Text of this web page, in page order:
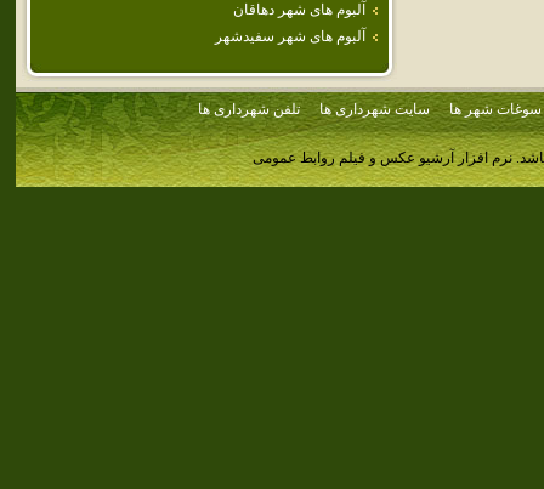
آلبوم های شهر دهاقان
آلبوم های شهر سفيدشهر
سوغات شهر ها سایت شهرداری ها تلفن شهرداری ها
نرم افزار آرشیو عکس و فیلم روابط عمومی